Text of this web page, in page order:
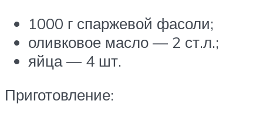
1000 г спаржевой фасоли;
оливковое масло — 2 ст.л.;
яйца — 4 шт.
Приготовление: